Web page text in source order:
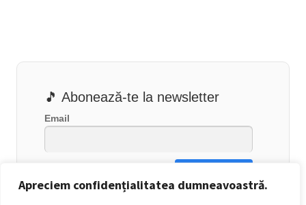
Apreciem confidențialitatea dumneavoastră.
🎵 Abonează-te la newsletter
Email